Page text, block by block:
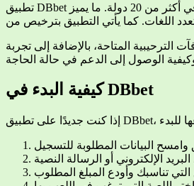
تطبيق DBbet هو منصة متكاملة لتقديم ألعاب الكازينو والمراهنات الرياضية منذ عام 2019. يضم التطبيق أكثر من 8000 لعبة كازينو، ويخدم أكثر من 400,000 مستخدم في أكثر من 20 دولة. ما يميز DBbet هو
المتاحة، بالإضافة إلى تجربة
كيفية البدء في DBbet